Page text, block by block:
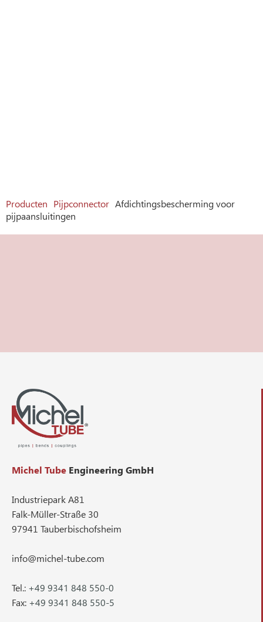
Producten Pijpconnector Afdichtingsbescherming voor
pijpaansluitingen
Michel Tube Engineering GmbH
Industriepark A81
Falk-Müller-Straße 30
97941 Tauberbischofsheim
info@michel-tube.com
Tel.: +49 9341 848 550-0
Fax: +49 9341 848 550-5